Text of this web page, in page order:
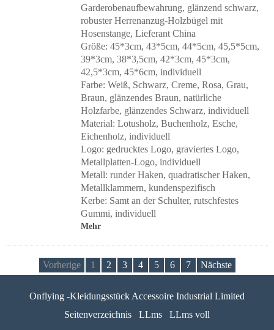
Garderobenaufbewahrung, glänzend schwarz,
robuster Herrenanzug-Holzbügel mit
Hosenstange, Lieferant China
Größe: 45*3cm, 43*5cm, 44*5cm, 45,5*5cm,
39*3cm, 38*3,5cm, 42*3cm, 45*3cm,
42,5*3cm, 45*6cm, individuell
Farbe: Weiß, Schwarz, Creme, Rosa, Grau,
Braun, glänzendes Braun, natürliche
Holzfarbe, glänzendes Schwarz, individuell
Material: Lotusholz, Buchenholz, Esche,
Eichenholz, individuell
Logo: gedrucktes Logo, graviertes Logo,
Metallplatten-Logo, individuell
Metall: runder Haken, quadratischer Haken,
Metallklammern, kundenspezifisch
Kerbe: Samt an der Schulter, rutschfestes
Gummi, individuell
Mehr
Vorherige 1 2 3 4 5 6 7 Nächste
Onflying -Kleidungsstück Accessoire Industrial Limited
Seitenverzeichnis
LLms LLms voll